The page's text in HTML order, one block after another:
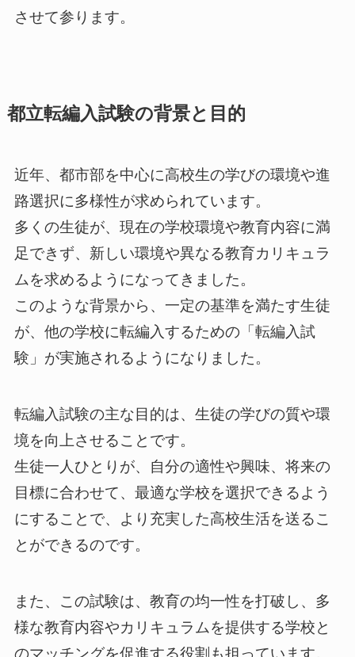
させて参ります。
都立転編入試験の背景と目的
近年、都市部を中心に高校生の学びの環境や進
路選択に多様性が求められています。
多くの生徒が、現在の学校環境や教育内容に満
足できず、新しい環境や異なる教育カリキュラ
ムを求めるようになってきました。
このような背景から、一定の基準を満たす生徒
が、他の学校に転編入するための「転編入試
験」が実施されるようになりました。
転編入試験の主な目的は、生徒の学びの質や環
境を向上させることです。
生徒一人ひとりが、自分の適性や興味、将来の
目標に合わせて、最適な学校を選択できるよう
にすることで、より充実した高校生活を送るこ
とができるのです。
また、この試験は、教育の均一性を打破し、多
様な教育内容やカリキュラムを提供する学校と
のマッチングを促進する役割も担っています。